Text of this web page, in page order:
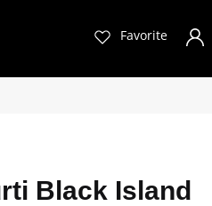
Favorite
Black Island